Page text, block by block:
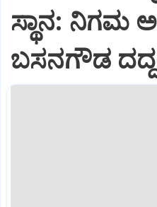
ಸ್ಥಾನ: ನಿಗಮ
ಬಸನಗೌಡ